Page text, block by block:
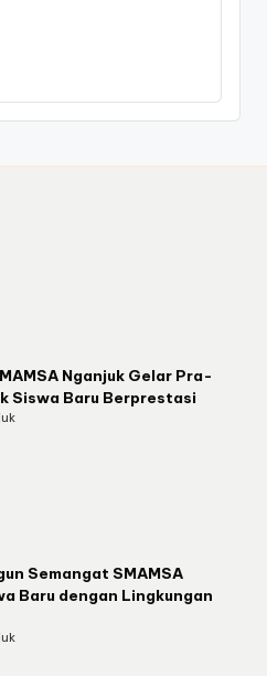
Nganjuk Gelar Pra-
Siswa Baru Berprestasi
Semangat SMAMSA
Baru dengan Lingkungan